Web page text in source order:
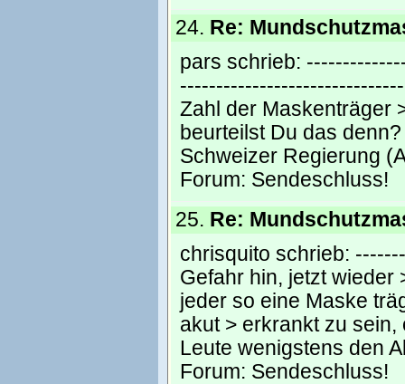
24. Re:
pars schrieb:
Zahl der Maskenträger
beurteilst Du das
Schweizer Regierung
Forum: Sendeschluss!
25. Re:
chrisquito schrieb:
Gefahr hin, jetzt wieder
jeder so eine Maske
akut > erkrankt zu
Leute wenigstens den
Forum: Sendeschluss!